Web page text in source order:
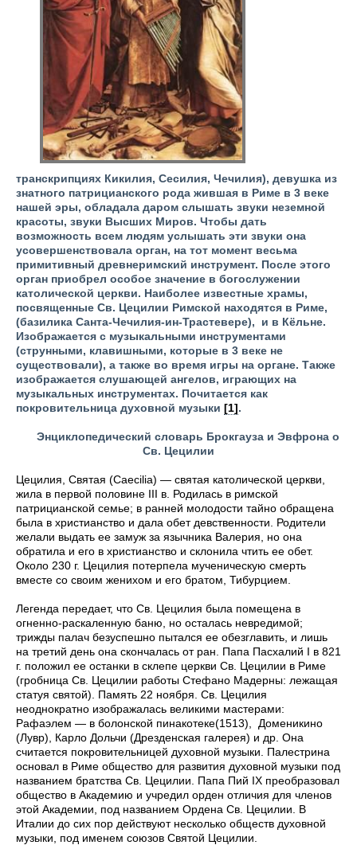
транскрипциях Кикилия, Сесилия, Чечилия), девушка из
знатного патрицианского рода жившая в Риме в 3 веке
нашей эры, обладала даром слышать звуки неземной
красоты, звуки Высших Миров. Чтобы дать
возможность всем людям услышать эти звуки она
усовершенствовала орган, на тот момент весьма
примитивный древнеримский инструмент. После этого
орган приобрел особое значение в богослужении
католической церкви. Наиболее известные храмы,
посвященные Св. Цецилии Римской находятся в Риме,
(базилика Санта-Чечилия-ин-Трастевере), и в Кёльне.
Изображается с музыкальными инструментами
(струнными, клавишными, которые в 3 веке не
существовали), а также во время игры на органе. Также
изображается слушающей ангелов, играющих на
музыкальных инструментах. Почитается как
покровительница духовной музыки [1].
Энциклопедический словарь Брокгауза и Эвфрона о
Св. Цецилии
Цецилия, Святая (Caecilia) — святая католической церкви,
жила в первой половине III в. Родилась в римской
патрицианской семье; в ранней молодости тайно обращена
была в христианство и дала обет девственности. Родители
желали выдать ее замуж за язычника Валерия, но она
обратила и его в христианство и склонила чтить ее обет.
Около 230 г. Цецилия потерпела мученическую смерть
вместе со своим женихом и его братом, Тибурцием.
Легенда передает, что Св. Цецилия была помещена в
огненно-раскаленную баню, но осталась невредимой;
трижды палач безуспешно пытался ее обезглавить, и лишь
на третий день она скончалась от ран. Папа Пасхалий I в 821
г. положил ее останки в склепе церкви Св. Цецилии в Риме
(гробница Св. Цецилии работы Стефано Мадерны: лежащая
статуя святой). Память 22 ноября. Св. Цецилия
неоднократно изображалась великими мастерами:
Рафаэлем — в болонской пинакотеке(1513), Доменикино
(Лувр), Карло Дольчи (Дрезденская галерея) и др. Она
считается покровительницей духовной музыки. Палестрина
основал в Риме общество для развития духовной музыки под
названием братства Св. Цецилии. Папа Пий IX преобразовал
общество в Академию и учредил орден отличия для членов
этой Академии, под названием Ордена Св. Цецилии. В
Италии до сих пор действуют несколько обществ духовной
музыки, под именем союзов Святой Цецилии.